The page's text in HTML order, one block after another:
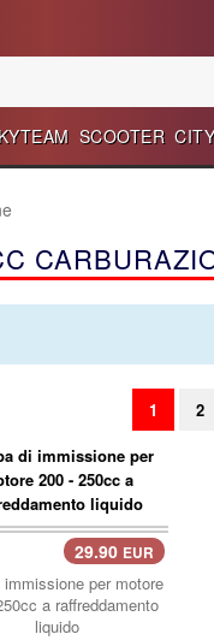
SCOOTER
1 2
29.90 EUR
immissione per motore
a raffreddamento
liquido